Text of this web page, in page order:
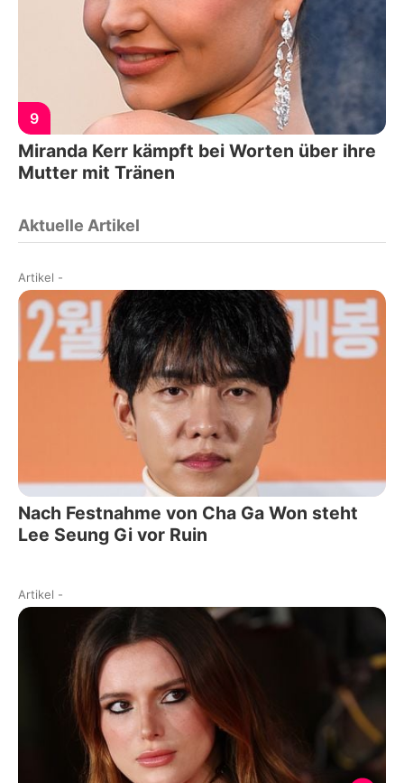
9
Miranda Kerr kämpft bei Worten über ihre
Mutter mit Tränen
Aktuelle Artikel
Artikel -
Nach Festnahme von Cha Ga Won steht
Lee Seung Gi vor Ruin
Artikel -